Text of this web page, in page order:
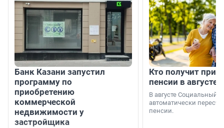
Банк Казани запустил
программу по
приобретению
коммерческой
недвижимости у
застройщика
Кто получит
пенсии в августе
В августе Социальный
автоматически
пенсии.